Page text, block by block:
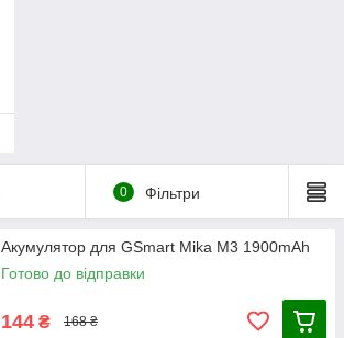
0 Фільтри
Акумулятор для GSmart Mika M3 1900mAh
Готово до відправки
144 ₴ 168 ₴